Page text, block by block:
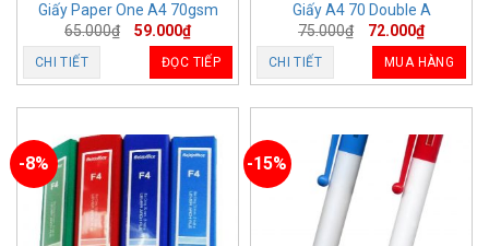
Giấy Paper One A4 70gsm
65.000₫ 59.000₫
CHI TIẾT ĐỌC TIẾP
Giấy A4 70 Double A
75.000₫ 72.000₫
CHI TIẾT MUA HÀNG
-8% -15%